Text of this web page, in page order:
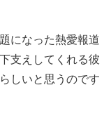
になった熱愛報道
支えしてくれる彼
しいと思うのです